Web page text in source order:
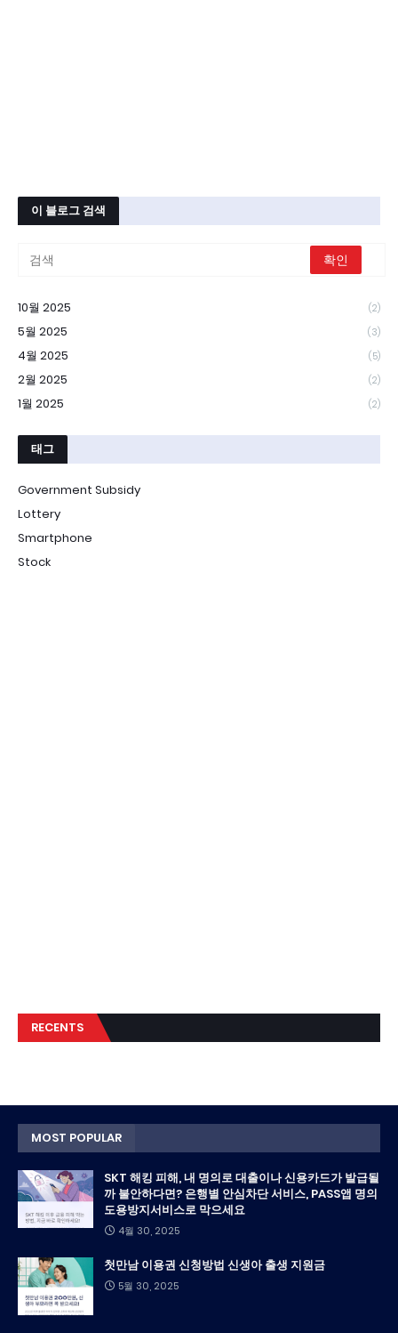
이 블로그 검색
10월 2025 (2)
5월 2025 (3)
4월 2025 (5)
2월 2025 (2)
1월 2025 (2)
태그
Government Subsidy
Lottery
Smartphone
Stock
RECENTS
MOST POPULAR
SKT 해킹 피해, 내 명의로 대출이나 신용카드가 발급될
까 불안하다면? 은행별 안심차단 서비스, PASS앱 명의
도용방지서비스로 막으세요
4월 30, 2025
첫만남 이용권 신청방법 신생아 출생 지원금
5월 30, 2025